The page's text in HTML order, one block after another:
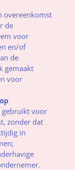
overeenkomst
de
voor
en/of
de
gemaakt
voor
voor
zonder dat
in